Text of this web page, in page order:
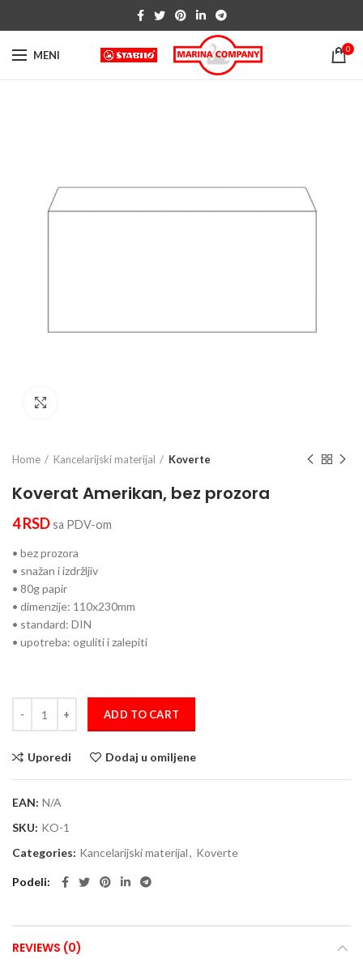
MENI 0
Home Kancelarijski materijal Koverte
Koverat Amerikan, bez prozora
4RSDsa PDV-om
• bez prozora
• snažan i izdržljiv
• 80g papir
• dimenzije: 110x230mm
• standard: DIN
• upotreba: oguliti i zalepiti
ADD TO CART
Uporedi Dodaj u omiljene
EAN: N/A
SKU: KO-1
Categories: Kancelarijski materijal, Koverte
Podeli
REVIEWS (0)